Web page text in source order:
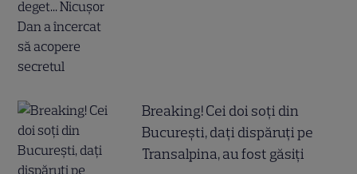
Breaking! Cei doi soți din
București, dați dispăruți pe
Transalpina, au fost găsiți